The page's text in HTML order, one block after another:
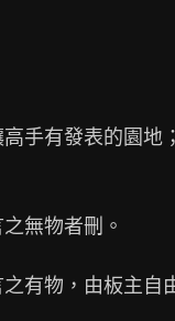
手有發表的園地
無物者刪。
有物，由板主自